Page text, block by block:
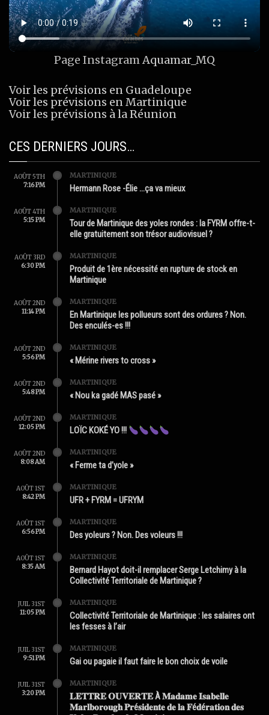
Page InstagramAquamar_MQ
Voir les prévisions en Guadeloupe
Voir les prévisions en Martinique
Voir les prévisions à la Réunion
CES DERNIERS JOURS…
AOÛT 5TH
7:16 PM
MARTINIQUE
Hermann Rose -Élie …ça va mieux
AOÛT 4TH
5:15 PM
MARTINIQUE
Tour de Martinique des yoles rondes : la FYRM offre-t-
elle gratuitement son trésor audiovisuel ?
AOÛT 3RD
6:30 PM
MARTINIQUE
Produit de 1ère nécessité en rupture de stock en
Martinique
AOÛT 2ND
11:14 PM
MARTINIQUE
En Martinique les pollueurs sont des ordures ? Non.
Des enculés-es !!!
AOÛT 2ND
5:56 PM
MARTINIQUE
« Mérine rivers to cross »
AOÛT 2ND
5:48 PM
MARTINIQUE
« Nou ka gadé MAS pasé »
AOÛT 2ND
12:05 PM
MARTINIQUE
LOÏC KOKÉ YO !!!
AOÛT 2ND
8:08 AM
MARTINIQUE
« Ferme ta d’yole »
AOÛT 1ST
8:42 PM
MARTINIQUE
UFR + FYRM = UFRYM
AOÛT 1ST
6:56 PM
MARTINIQUE
Des yoleurs ? Non. Des voleurs !!!
AOÛT 1ST
8:35 AM
MARTINIQUE
Bernard Hayot doit-il remplacer Serge Letchimy à la
Collectivité Territoriale de Martinique ?
JUIL 31ST
11:05 PM
MARTINIQUE
Collectivité Territoriale de Martinique : les salaires ont
les fesses à l’air
JUIL 31ST
9:51 PM
MARTINIQUE
Gai ou pagaie il faut faire le bon choix de voile
JUIL 31ST
3:20 PM
MARTINIQUE
𝐋𝐄𝐓𝐓𝐑𝐄 𝐎𝐔𝐕𝐄𝐑𝐓𝐄 À 𝐌𝐚𝐝𝐚𝐦𝐞 𝐈𝐬𝐚𝐛𝐞𝐥𝐥𝐞
𝐌𝐚𝐫𝐥𝐛𝐨𝐫𝐨𝐮𝐠𝐡 𝐏𝐫é𝐬𝐢𝐝𝐞𝐧𝐭𝐞 𝐝𝐞 𝐥𝐚 𝐅é𝐝é𝐫𝐚𝐭𝐢𝐨𝐧 𝐝𝐞𝐬